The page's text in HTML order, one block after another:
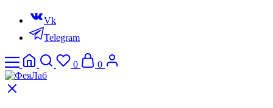
Vk
Telegram
0 0